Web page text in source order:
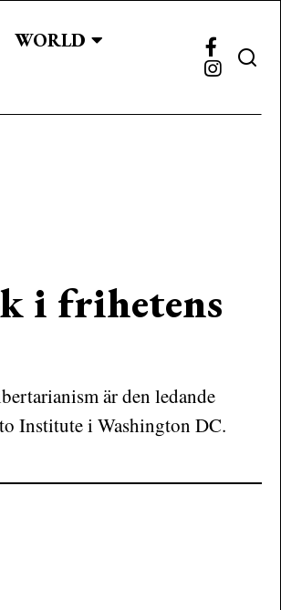
WORLD
i frihetens
är den ledande
Institute i Washington DC.